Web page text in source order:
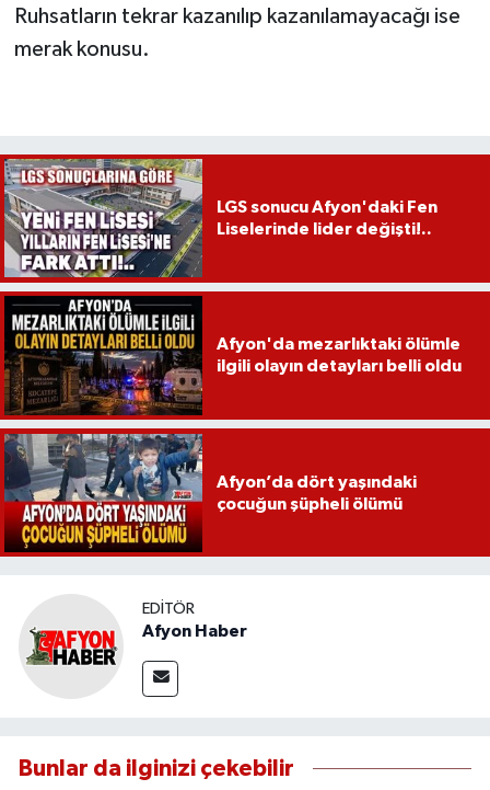
Ruhsatların tekrar kazanılıp kazanılamayacağı ise
merak konusu.
LGS sonucu Afyon'daki Fen
Liselerinde lider değişti!..
Afyon'da mezarlıktaki ölümle
ilgili olayın detayları belli oldu
Afyon’da dört yaşındaki
çocuğun şüpheli ölümü
EDITÖR
Afyon Haber
Bunlar da ilginizi çekebilir